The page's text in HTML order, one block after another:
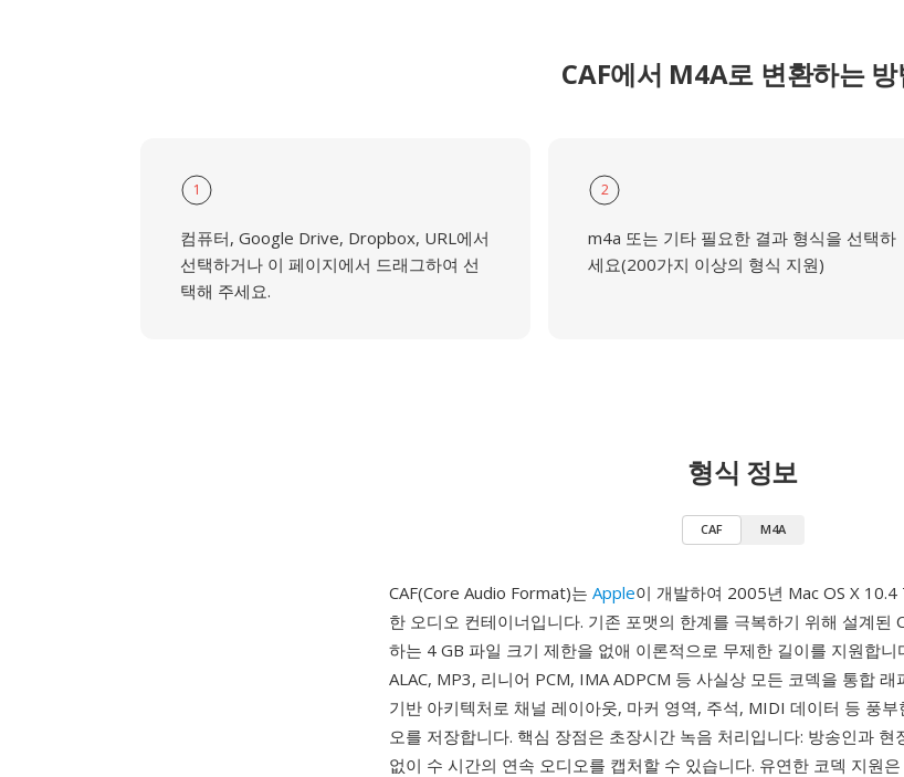
CAF에서 M4A로 변환하는 방
1
컴퓨터, Google Drive, Dropbox, URL에서
선택하거나 이 페이지에서 드래그하여 선
택해 주세요.
2
m4a 또는 기타 필요한 결과 형식을 선택하
세요(200가지 이상의 형식 지원)
형식 정보
CAF M4A
CAF(Core Audio Format)는 Apple이 개발하여 2005년 Mac OS X
한 오디오 컨테이너입니다. 기존 포맷의 한계를 극복하기 위해 설계된
하는 4 GB 파일 크기 제한을 없애 이론적으로 무제한 길이를 지원합니
ALAC, MP3, 리니어 PCM, IMA ADPCM 등 사실상 모든 코덱을 통합
기반 아키텍처로 채널 레이아웃, 마커 영역, 주석, MIDI 데이터 등 풍
오를 저장합니다. 핵심 장점은 초장시간 녹음 처리입니다: 방송인과 현
없이 수 시간의 연속 오디오를 캡처할 수 있습니다. 유연한 코덱 지원